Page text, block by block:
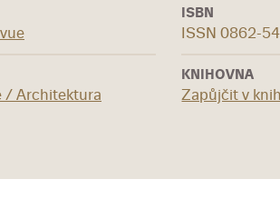
ISBN
ISSN 0862-
/ Architektura
KNIHOVNA
Zapůjčit v